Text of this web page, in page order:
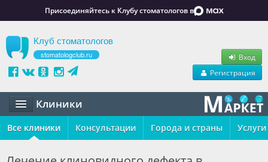
Присоединяйтесь к Клубу стоматологов в
Клуб стоматологов
stomatologclub.ru
Вход
Регистрация
Клиники
Статьи
Все клиники Консультации Города и страны Услуги